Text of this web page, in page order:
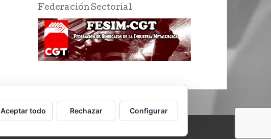
Federación Sectorial
Aceptar todo Rechazar Configurar